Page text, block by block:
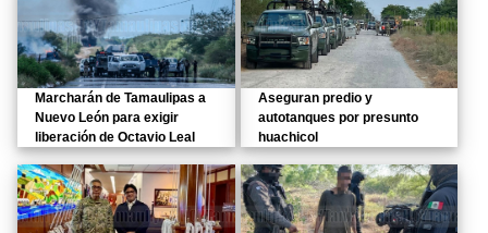
Marcharán de Tamaulipas a
Nuevo León para exigir
liberación de Octavio Leal
Aseguran predio y
autotanques por presunto
huachicol